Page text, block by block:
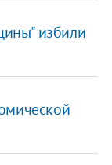
избили